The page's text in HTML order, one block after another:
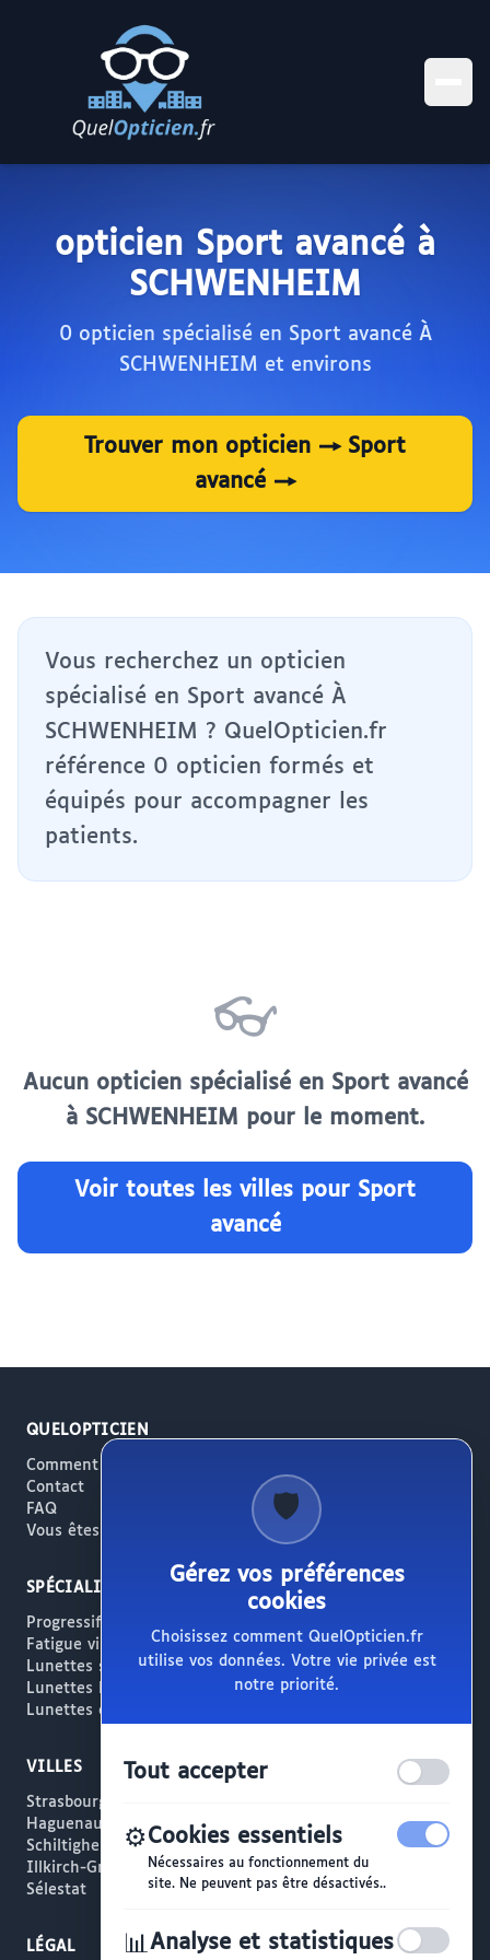
opticien Sport avancé à
SCHWENHEIM
0 opticien spécialisé en Sport avancé À
SCHWENHEIM et environs
Trouver mon opticien → Sport
avancé →
Vous recherchez un opticien
spécialisé en Sport avancé À
SCHWENHEIM ? QuelOpticien.fr
référence 0 opticien formés et
équipés pour accompagner les
patients.
👓
Aucun opticien spécialisé en Sport avancé
à SCHWENHEIM pour le moment.
Voir toutes les villes pour Sport
avancé
QUELOPTICIEN
Comment ça marche
Contact
FAQ
Vous êtes opticien ?
SPÉCIALITÉS
Progressifs / Presbytie
Fatigue visuelle / Écrans
Lunettes solaires
Lunettes haut de gamme
Lunettes créateur
VILLES
Strasbourg
Haguenau
Schiltigheim
Illkirch-Graffenstaden
Sélestat
LÉGAL
🛡️
Gérez vos préférences
cookies
Choisissez comment QuelOpticien.fr
utilise vos données. Votre vie privée est
notre priorité.
Tout accepter
⚙️Cookies essentiels
Nécessaires au fonctionnement du
site. Ne peuvent pas être désactivés..
📊Analyse et statistiques